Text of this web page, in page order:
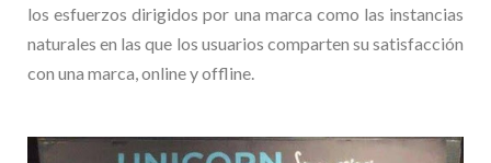
los esfuerzos dirigidos por una marca como las instancias
naturales en las que los usuarios comparten su satisfacción
con una marca, online y offline.